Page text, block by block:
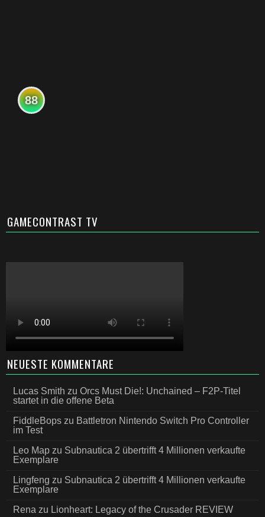
88
GAMECONTRAST TV
NEUESTE KOMMENTARE
Lucas Smith zu Orcs Must Die!: Unchained – F2P-Titel
startet in die offene Beta
FiddleBops zu Battletron Nintendo Switch Pro Controller
im Test
Leo Map zu Subnautica 2 übertrifft 4 Millionen verkaufte
Exemplare
Lingfeng zu Subnautica 2 übertrifft 4 Millionen verkaufte
Exemplare
Rena zu Lionheart: Legacy of the Crusader REVIEW